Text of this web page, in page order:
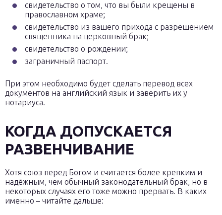
свидетельство о том, что вы были крещены в
православном храме;
свидетельство из вашего прихода с разрешением
священника на церковный брак;
свидетельство о рождении;
заграничный паспорт.
При этом необходимо будет сделать перевод всех
документов на английский язык и заверить их у
нотариуса.
КОГДА ДОПУСКАЕТСЯ
РАЗВЕНЧИВАНИЕ
Хотя союз перед Богом и считается более крепким и
надёжным, чем обычный законодательный брак, но в
некоторых случаях его тоже можно прервать. В каких
именно – читайте дальше: